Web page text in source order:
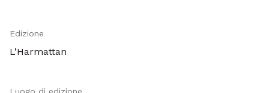
Edizione
L'Harmattan